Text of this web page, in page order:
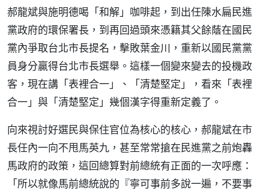
郝龍斌與施明德喝「和解」咖啡起，到出任陳水扁民進
黨政府的環保署長，到再回過頭來憑籍其父餘蔭在國民
黨內爭取台北市長提名，擊敗葉金川，重新以國民黨黨
員身分贏得台北市長選舉。這樣一個變來變去的投機政
客，現在講「表裡合一」、「清楚堅定」，看來「表裡
合一」與「清楚堅定」幾個漢字得重新定義了。
向來視討好選民與保住官位為核心的核心，郝龍斌在市
長任內一向不甩馬英九，甚至常常搶在民進黨之前炮轟
馬政府的政策，這回總算對前總統有正面的一次呼應：
「所以就像馬前總統說的『寧可事前多說一遍，不要事